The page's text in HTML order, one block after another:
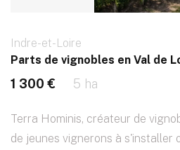
Indre-et-Loire
Parts de vignobles en Val de
1 300 € 5 ha
Terra Hominis, créateur de
de jeunes vignerons à s'installer